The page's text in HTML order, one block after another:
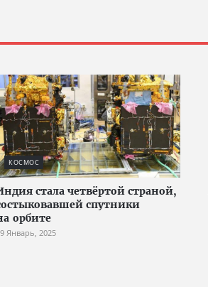
КОСМОС
стала четвёртой страной,
спутники
орбите
Январь, 2025